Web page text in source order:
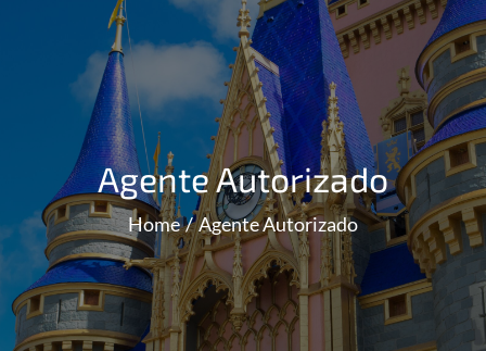
Agente Autorizado
Home Agente Autorizado